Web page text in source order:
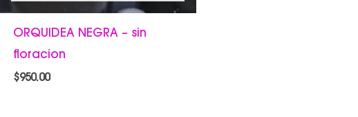
ORQUIDEA NEGRA – sin
floracion
$950.00